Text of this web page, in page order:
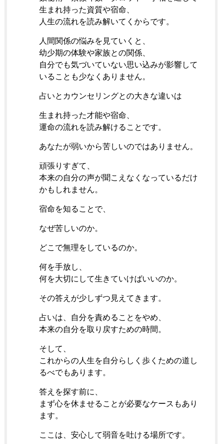
生まれ持った資質や宿命、
人生の流れを読み解いてくからです。
人間関係の悩みを見ていくと、
幼少期の体験や家族との関係、
自分でも気づいていない思い込みが影響して
いることも少なくありません。
占いとカウンセリングとの大きな違いは
生まれ持った才能や宿命、
運命の流れを読み解けることです。
あなたが弱いから苦しいのではありません。
頑張りすぎて、
本来の自分の声が聞こえなくなっているだけ
かもしれません。
宿命を知ることで、
なぜ苦しいのか。
どこで無理をしているのか。
何を手放し、
何を大切にして生きていけばいいのか。
その答えが少しずつ見えてきます。
占いは、自分を責めることをやめ、
本来の自分を取り戻すための時間。
そして、
これからの人生を自分らしく歩くための道し
るべでもあります。
答えを探す前に、
まず心を休ませることが必要なケースもあり
ます。
ここは、安心して弱音を吐ける場所です。